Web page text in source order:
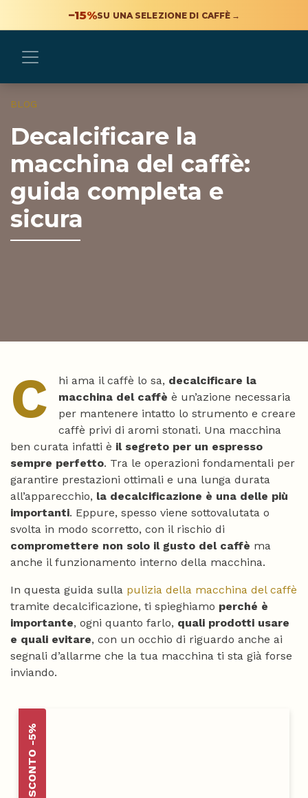
−15%SU UNA SELEZIONE DI CAFFÈ →
BLOG
Decalcificare la
macchina del caffè:
guida completa e
sicura
C hi ama il caffè lo sa, decalcificare la
macchina del caffè è un’azione necessaria
per mantenere intatto lo strumento e creare
caffè privi di aromi stonati. Una macchina
ben curata infatti è il segreto per un espresso
sempre perfetto. Tra le operazioni fondamentali per
garantire prestazioni ottimali e una lunga durata
all’apparecchio, la decalcificazione è una delle più
importanti. Eppure, spesso viene sottovalutata o
svolta in modo scorretto, con il rischio di
compromettere non solo il gusto del caffè ma
anche il funzionamento interno della macchina.
In questa guida sulla pulizia della macchina del caffè
tramite decalcificazione, ti spieghiamo perché è
importante, ogni quanto farlo, quali prodotti usare
e quali evitare, con un occhio di riguardo anche ai
segnali d’allarme che la tua macchina ti sta già forse
inviando.
SCONTO -5%